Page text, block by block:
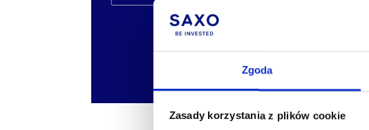
Zgoda
Zasady korzystania z plików cookie